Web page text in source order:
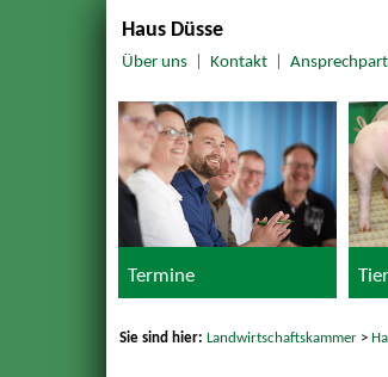
Haus Düsse
Über uns| Kontakt|
Termine
Sie sind hier:Landwirtschaftskammer >